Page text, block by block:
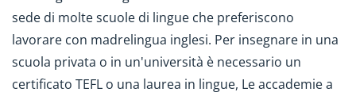
sede di molte scuole di lingue che preferiscono
lavorare con madrelingua inglesi. Per insegnare in una
scuola privata o in un'università è necessario un
certificato TEFL o una laurea in lingue, Le accademie a